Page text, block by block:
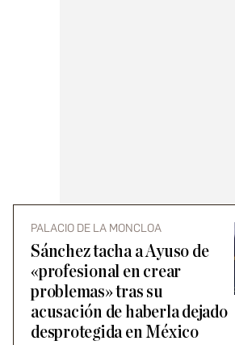
PALACIO DE LA MONCLOA
Sánchez tacha a Ayuso de
«profesional en crear
problemas» tras su
acusación de haberla dejado
desprotegida en México